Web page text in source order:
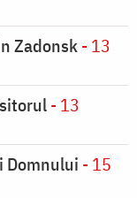
Zadonsk- 13
- 13
Domnului - 15